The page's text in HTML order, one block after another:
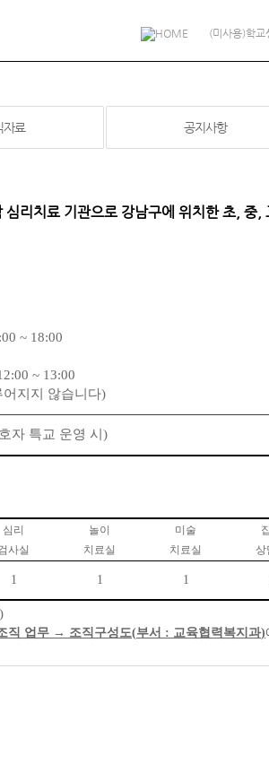
(미사용)학교
자료 공지사항
리치료 기관으로 강남구에 위치한 초, 중,
~ 18:00
~ 13:00
지지 않습니다)
자 특교 운영 시)
심리
사실
놀이
치료실
미술
치료실
상
1 1 1
)
직 업무 → 조직구성도(부서 : 교육협력복지과)